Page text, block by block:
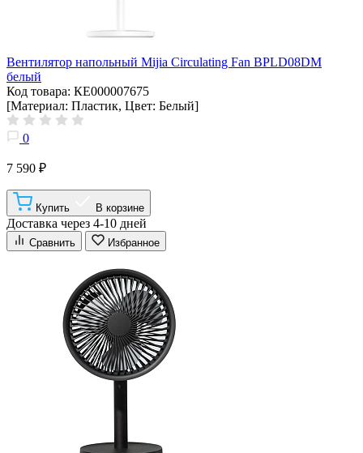
Вентилятор напольный Mijia Circulating Fan BPLD08DM
белый
Код товара: КЕ000007675
[Материал: Пластик, Цвет: Белый]
0
7 590 ₽
Купить В корзине
Доставка через 4-10 дней
Сравнить Избранное